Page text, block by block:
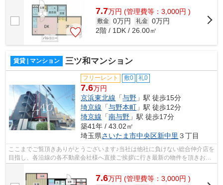
7.7万円 (管理費等：3,000円 )
敷金 0万円 礼金 0万円
2階 / 1DK / 26.00㎡
賃貸 | マンション 三ツ和マンション
フリーレント 敷0 礼0
7.6万円
京浜東北線 「与野 」駅 徒歩15分
埼京線 「与野本町 」駅 徒歩12分
埼京線 「南与野 」駅 徒歩17分
築41年 / 43.02㎡
埼玉県さいたま市中央区新中里 ３丁目
ここまでご覧頂きありがとうございます♪当社は他社に負けない総合仲介店を
目指し、各沿線の各不動産会社様へ直接ご挨拶に行き最新の物件を頂きお客
7.6万円 (管理費等：3,000円 )